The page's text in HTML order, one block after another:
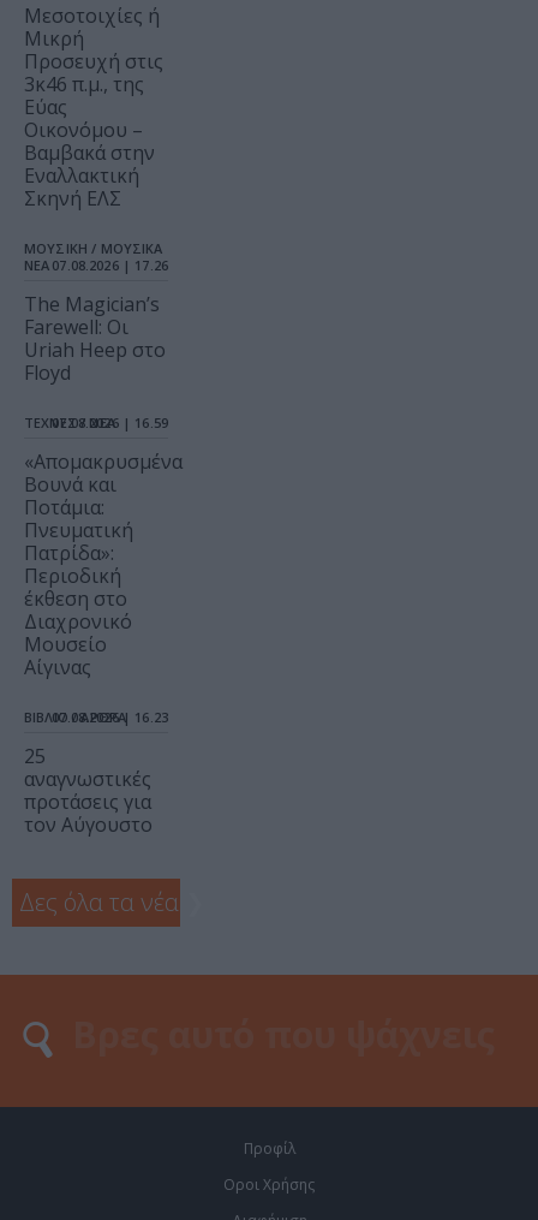
Μεσοτοιχίες ή
Μικρή
Προσευχή στις
3κ46 π.μ., της
Εύας
Οικονόμου –
Βαμβακά στην
Εναλλακτική
Σκηνή ΕΛΣ
ΜΟΥΣΙΚΗ / ΜΟΥΣΙΚΑ
ΝΕΑ 07.08.2026 | 17.26
The Magician’s
Farewell: Οι
Uriah Heep στο
Floyd
ΤΕΧΝΕΣ / ΝΕΑ
07.08.2026 | 16.59
«Απομακρυσμένα
Βουνά και
Ποτάμια:
Πνευματική
Πατρίδα»:
Περιοδική
έκθεση στο
Διαχρονικό
Μουσείο
Αίγινας
ΒΙΒΛΙΟ / ΑΡΘΡΑ
07.08.2026 | 16.23
25
αναγνωστικές
προτάσεις για
τον Αύγουστο
Δες όλα τα νέα
Προφίλ
Οροι Χρήσης